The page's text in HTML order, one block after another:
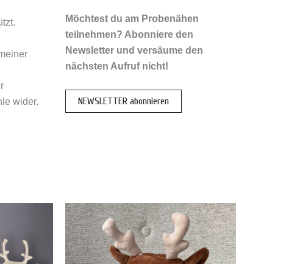
wider.
Möchtest du am Probenähen
teilnehmen? Abonniere den
Newsletter und versäume den
nächsten Aufruf nicht!
NEWSLETTER abonnieren